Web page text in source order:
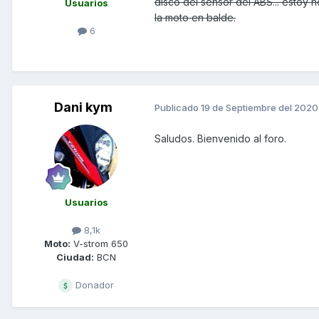
Usuarios
6
la moto en balde.
Dani kym
Usuarios
8,1k
Moto: V-strom 650
Ciudad: BCN
Donador
Publicado 19 de Septiembre del 2020
Saludos. Bienvenido al foro.